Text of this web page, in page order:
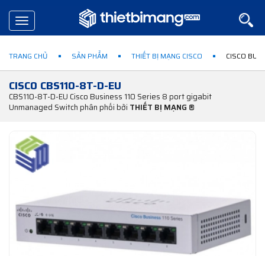
Toggle
navigation
TRANG CHỦ SẢN PHẨM THIẾT BỊ MẠNG CISCO CISCO
CISCO CBS110-8T-D-EU
CBS110-8T-D-EU Cisco Business 110 Series 8 port gigabit
Unmanaged Switch phân phối bởi THIẾT BỊ MẠNG ®